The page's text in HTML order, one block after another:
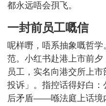
都永远唔会孭飞。
一封前员工嘅信
呢样嘢，唔系抽象嘅哲
范。小红书赴港上市前
员工，实名向港交所上
投诉」。指控话得好白
后矛盾——喺法庭上话境